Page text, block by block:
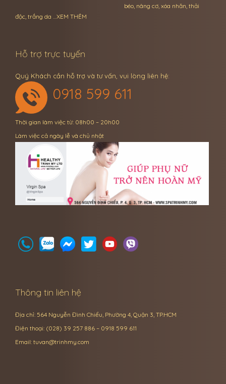
béo, nâng cơ, xóa nhăn, thải
độc, trắng da … XEM THÊM
Hỗ trợ trực tuyến
Quý Khách cần hỗ trợ và tư vấn, vui lòng liên hệ:
0918 599 611
Thời gian làm việc từ: 08h00 – 20h00
Làm việc cả ngày lễ và chủ nhật
Thông tin liên hệ
Địa chỉ: 564 Nguyễn Đình Chiểu, Phường 4, Quận 3, TP.HCM
Điện thoại: (028) 39 257 886 – 0918 599 611
Email: tuvan@trinhmy.com